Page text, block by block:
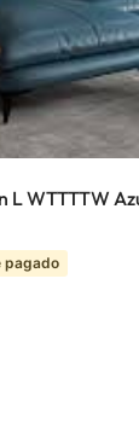
L WTTTTW
pagado